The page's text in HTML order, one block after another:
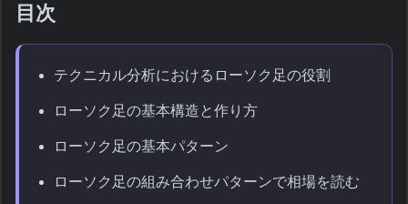
目次
テクニカル分析におけるローソク足の役割
ローソク足の基本構造と作り方
ローソク足の基本パターン
ローソク足の組み合わせパターンで相場を読む